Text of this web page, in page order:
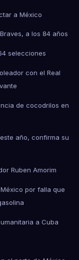
a México
a los 84 años
selecciones
con el Real
de cocodrilos en
año, confirma su
Ruben Amorim
por falla que
a Cuba